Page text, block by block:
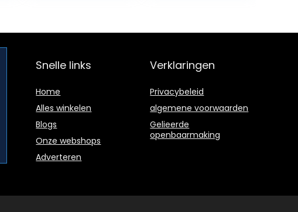
Snelle links
Home
Alles winkelen
Blogs
Onze webshops
Adverteren
Verklaringen
Privacybeleid
algemene voorwaarden
Gelieerde
openbaarmaking